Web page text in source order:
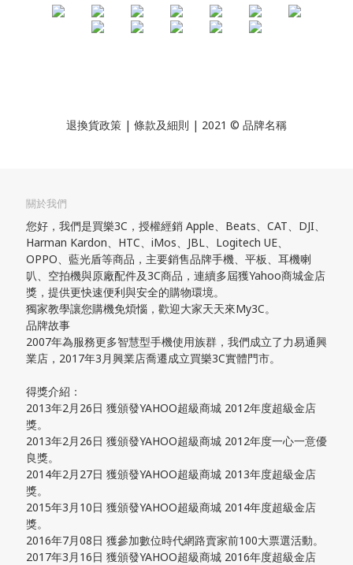
退換貨政策 | 條款及細則 | 2021 © 品牌名稱
關於我們
您好，我們是買樂3C，授權經銷 Apple、Beats、CAT、DJI、
Harman Kardon、HTC、iMos、JBL、Logitech UE、
OPPO、藍光盾等商品，主要銷售品牌手機、平板、耳機喇
叭、空拍機與原廠配件及3C商品，連續多屆獲Yahoo商城金店
獎，提供更快速便利與安全的購物環境。
獨家教學讓您購機免煩惱，歡迎大家天天來My3C。
品牌故事
2007年為服務更多智慧型手機使用族群，我們成立了力易通興
業店，2017年3月興業店喬遷成立買樂3C實體門市。
得獎介紹：
2013年2月26日 獲頒發YAHOO超級商城 2012年度超級金店
獎。
2013年2月26日 獲頒發YAHOO超級商城 2012年度一心一意優
良獎。
2014年2月27日 獲頒發YAHOO超級商城 2013年度超級金店
獎。
2015年3月10日 獲頒發YAHOO超級商城 2014年度超級金店
獎。
2016年7月08日 獲參加數位時代網路賣家前100大票選活動。
2017年3月16日 獲頒發YAHOO超級商城 2016年度超級金店